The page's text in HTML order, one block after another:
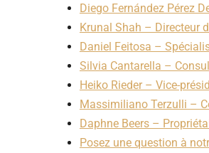
Diego Fernández Pérez
Krunal Shah – Directeur
Daniel Feitosa –
Silvia Cantarella –
Heiko Rieder – Vice-
Massimiliano Terzulli –
Daphne Beers –
Posez une question à